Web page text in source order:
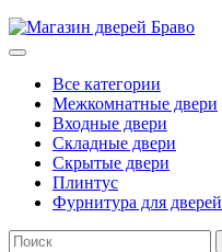
Все категории
Межкомнатные двери
Входные двери
Складные двери
Скрытые двери
Плинтус
Фурнитура для дверей